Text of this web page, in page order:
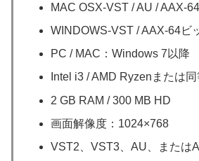
MAC OSX-VST / AU / AAX-
WINDOWS-VST / AAX-64ビ
PC / MAC：Windows 7以降
Intel i3 / AMD Ryzenまたは
2 GB RAM / 300 MB HD
画面解像度：1024×768
VST2、VST3、AU、または